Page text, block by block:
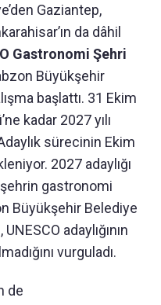
Gaziantep,
da dâhil
Gastronomi Şehri
Büyükşehir
başlattı. 31 Ekim
kadar 2027 yılı
sürecinin Ekim
2027 adaylığı
gastronomi
Büyükşehir Belediye
adaylığının
vurguladı.
de